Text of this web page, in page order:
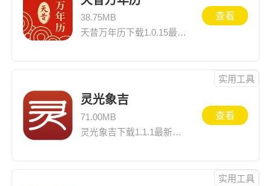
38.75MB
天昔万年历下载1.0.15最新版，历史版本安装尽在一米游网，同时还可以查看最新版天昔万年历1.0.15介绍、应用截图、网友评论等天昔万年历下载安装信息
查看
灵光象吉
71.00MB
灵光象吉下载1.1.1最新版，历史版本安装尽在一米游网，同时还可以查看最新版灵光象吉1.1.1介绍、应用截图、网友评论等灵光象吉下载安装信息
查看
实用工具
实用工具